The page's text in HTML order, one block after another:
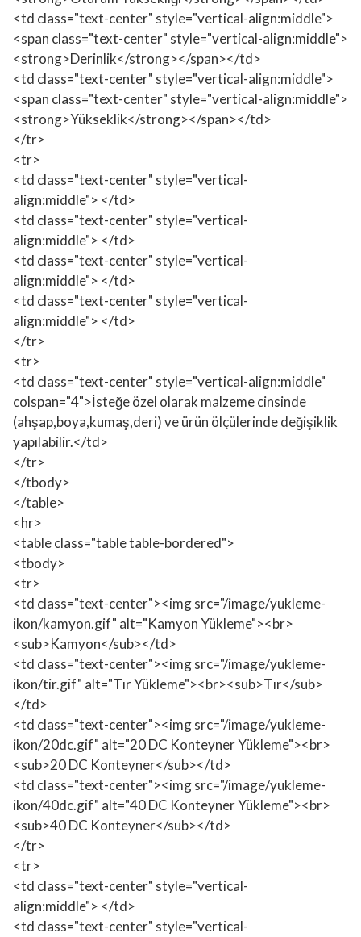
<td class="text-center" style="vertical-align:middle">
<span class="text-center" style="vertical-align:middle">
<strong>Derinlik</strong></span></td>
<td class="text-center" style="vertical-align:middle">
<span class="text-center" style="vertical-align:middle">
<strong>Yükseklik</strong></span></td>
</tr>
<tr>
<td class="text-center" style="vertical-
align:middle"> </td>
<td class="text-center" style="vertical-
align:middle"> </td>
<td class="text-center" style="vertical-
align:middle"> </td>
<td class="text-center" style="vertical-
align:middle"> </td>
</tr>
<tr>
<td class="text-center" style="vertical-align:middle"
colspan="4">İsteğe özel olarak malzeme cinsinde
(ahşap,boya,kumaş,deri) ve ürün ölçülerinde değişiklik
yapılabilir.</td>
</tr>
</tbody>
</table>
<hr>
<table class="table table-bordered">
<tbody>
<tr>
<td class="text-center"><img src="/image/yukleme-
ikon/kamyon.gif" alt="Kamyon Yükleme"><br>
<sub>Kamyon</sub></td>
<td class="text-center"><img src="/image/yukleme-
ikon/tir.gif" alt="Tır Yükleme"><br><sub>Tır</sub>
</td>
<td class="text-center"><img src="/image/yukleme-
ikon/20dc.gif" alt="20 DC Konteyner Yükleme"><br>
<sub>20 DC Konteyner</sub></td>
<td class="text-center"><img src="/image/yukleme-
ikon/40dc.gif" alt="40 DC Konteyner Yükleme"><br>
<sub>40 DC Konteyner</sub></td>
</tr>
<tr>
<td class="text-center" style="vertical-
align:middle"> </td>
<td class="text-center" style="vertical-